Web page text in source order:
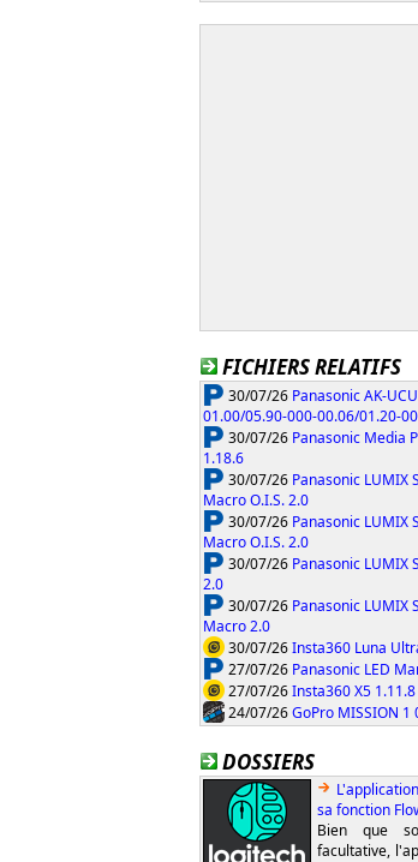
FICHIERS RELATIFS
30/07/26 Panasonic AK-
01.00/05.90-000-00.06/01.20-
30/07/26 Panasonic Media
1.18.6
30/07/26 Panasonic LUMIX
Macro O.I.S. 2.0
30/07/26 Panasonic LUMIX
Macro O.I.S. 2.0
30/07/26 Panasonic LUMIX
2.0
30/07/26 Panasonic LUMIX
Macro 2.0
30/07/26Insta360 Luna
27/07/26 Panasonic LED
27/07/26Insta360 X5 1.11.8
24/07/26GoPro MISSION 1
DOSSIERS
sa fonction
Bien que
facultative,